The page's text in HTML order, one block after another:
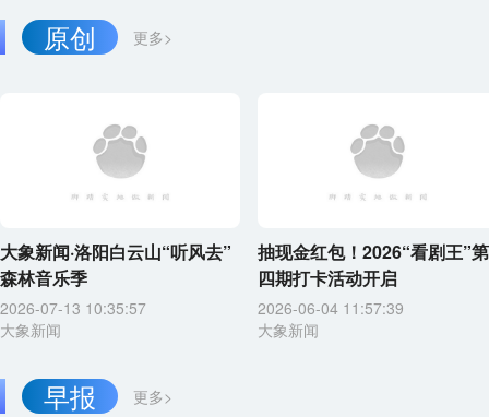
更多>
原创
大象新闻·洛阳白云山“听风去”
森林音乐季
2026-07-13 10:35:57
大象新闻
抽现金红包！2026“看剧王”第
四期打卡活动开启
2026-06-04 11:57:39
大象新闻
更多>
早报